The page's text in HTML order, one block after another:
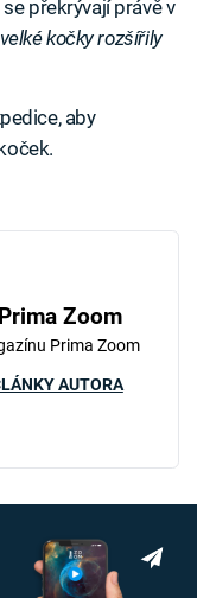
překrývají právě v
kočky rozšířily
aby
Zoom
Prima Zoom
AUTORA